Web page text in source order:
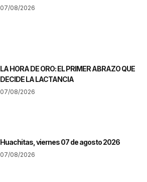
07/08/2026
LA HORA DE ORO: EL PRIMER ABRAZO QUE
DECIDE LA LACTANCIA
07/08/2026
Huachitas, viernes 07 de agosto 2026
07/08/2026